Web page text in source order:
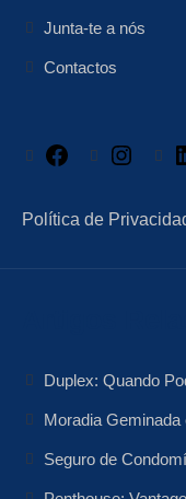
Junta-te a nós
Contactos
Facebook
Política de
Duplex: Quando
Moradia
Seguro de